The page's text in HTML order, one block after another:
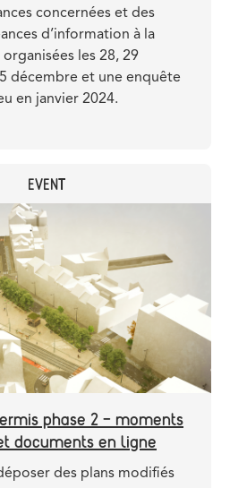
concernées et des
d’information à la
les 28, 29
décembre et une enquête
en janvier 2024.
EVENT
phase 2 - moments
documents en ligne
des plans modifiés